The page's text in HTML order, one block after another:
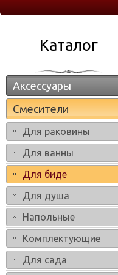
Каталог
Аксессуары
Смесители
Для раковины
Для ванны
Для биде
Для душа
Напольные
Комплектующие
Для сада